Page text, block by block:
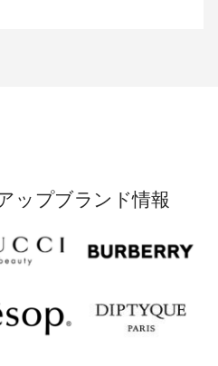
ップブランド情報